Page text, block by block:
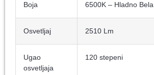
Boja 6500K – Hladno Bela
Osvetljaj 2510 Lm
Ugao
osvetljaja
120 stepeni